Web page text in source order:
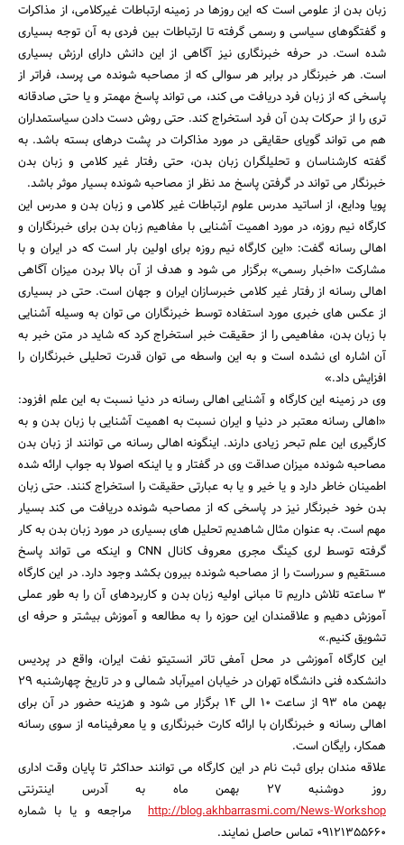
جستجو
زبان بدن از علومی است که این روزها در زمینه ارتباطات غیرکلامی، از مذاکرات
و گفتگوهای سیاسی و رسمی گرفته تا ارتباطات بین فردی به آن توجه بسیاری
شده است. در حرفه خبرنگاری نیز آگاهی از این دانش دارای ارزش بسیاری
است. هر خبرنگار در برابر هر سوالی که از مصاحبه شونده می پرسد، فراتر از
پاسخی که از زبان فرد دریافت می کند، می تواند پاسخ مهمتر و یا حتی صادقانه
تری را از حرکات بدن آن فرد استخراج کند. حتی روش دست دادن سیاستمداران
هم می تواند گویای حقایقی در مورد مذاکرات در پشت درهای بسته باشد. به
گفته کارشناسان و تحلیلگران زبان بدن، حتی رفتار غیر کلامی و زبان بدن
خبرنگار می تواند در گرفتن پاسخ مد نظر از مصاحبه شونده بسیار موثر باشد.
پویا ودایع، از اساتید مدرس علوم ارتباطات غیر کلامی و زبان بدن و مدرس این
کارگاه نیم روزه، در مورد اهمیت آشنایی با مفاهیم زبان بدن برای خبرنگاران و
اهالی رسانه گفت: «این کارگاه نیم روزه برای اولین بار است که در ایران و با
مشارکت «اخبار رسمی» برگزار می شود و هدف از آن بالا بردن میزان آگاهی
اهالی رسانه از رفتار غیر کلامی خبرسازان ایران و جهان است. حتی در بسیاری
از عکس های خبری مورد استفاده توسط خبرنگاران می توان به وسیله آشنایی
با زبان بدن، مفاهیمی را از حقیقت خبر استخراج کرد که شاید در متن خبر به
آن اشاره ای نشده است و به این واسطه می توان قدرت تحلیلی خبرنگاران را
افزایش داد.»
وی در زمینه این کارگاه و آشنایی اهالی رسانه در دنیا نسبت به این علم افزود:
«اهالی رسانه معتبر در دنیا و ایران نسبت به اهمیت آشنایی با زبان بدن و به
کارگیری این علم تبحر زیادی دارند. اینگونه اهالی رسانه می توانند از زبان بدن
مصاحبه شونده میزان صداقت وی در گفتار و یا اینکه اصولا به جواب ارائه شده
اطمینان خاطر دارد و یا خیر و یا به عبارتی حقیقت را استخراج کنند. حتی زبان
بدن خود خبرنگار نیز در پاسخی که از مصاحبه شونده دریافت می کند بسیار
مهم است. به عنوان مثال شاهدیم تحلیل های بسیاری در مورد زبان بدن به کار
گرفته توسط لری کینگ مجری معروف کانال CNN و اینکه می تواند پاسخ
مستقیم و سرراست را از مصاحبه شونده بیرون بکشد وجود دارد. در این کارگاه
3 ساعته تلاش داریم تا مبانی اولیه زبان بدن و کاربردهای آن را به طور عملی
آموزش دهیم و علاقمندان این حوزه را به مطالعه و آموزش بیشتر و حرفه ای
تشویق کنیم.»
این کارگاه آموزشی در محل آمفی تاتر انستیتو نفت ایران، واقع در پردیس
دانشکده فنی دانشگاه تهران در خیابان امیرآباد شمالی و در تاریخ چهارشنبه 29
بهمن ماه 93 از ساعت 10 الی 14 برگزار می شود و هزینه حضور در آن برای
اهالی رسانه و خبرنگاران با ارائه کارت خبرنگاری و یا معرفینامه از سوی رسانه
همکار، رایگان است.
علاقه مندان برای ثبت نام در این کارگاه می توانند حداکثر تا پایان وقت اداری
روز دوشنبه 27 بهمن ماه به آدرس اینترنتی
http://blog.akhbarrasmi.com/News-Workshop مراجعه و یا با شماره
09121355660 تماس حاصل نمایند.